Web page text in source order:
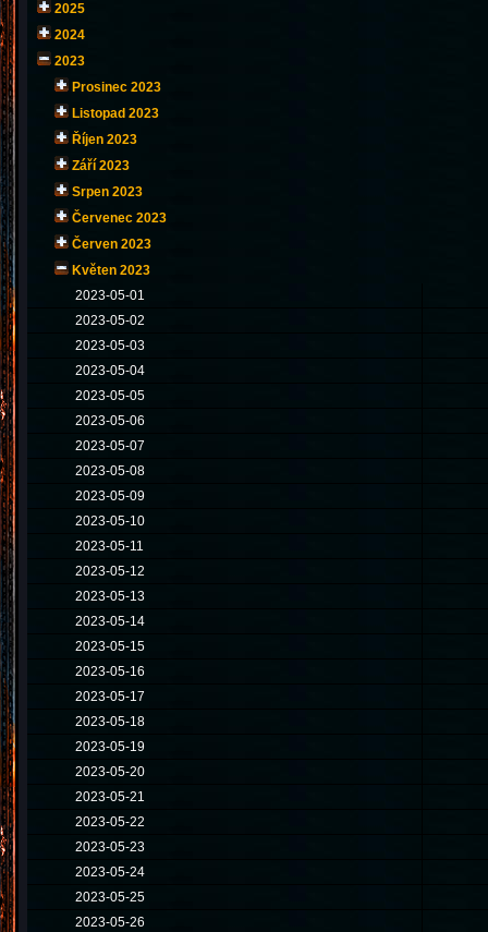
2025
2024
2023
Prosinec 2023
Listopad 2023
Říjen 2023
Září 2023
Srpen 2023
Červenec 2023
Červen 2023
Květen 2023
2023-05-01
2023-05-02
2023-05-03
2023-05-04
2023-05-05
2023-05-06
2023-05-07
2023-05-08
2023-05-09
2023-05-10
2023-05-11
2023-05-12
2023-05-13
2023-05-14
2023-05-15
2023-05-16
2023-05-17
2023-05-18
2023-05-19
2023-05-20
2023-05-21
2023-05-22
2023-05-23
2023-05-24
2023-05-25
2023-05-26